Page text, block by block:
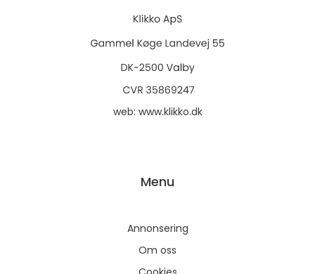
web: www.klikko.dk
Menu
Annonsering
Om oss